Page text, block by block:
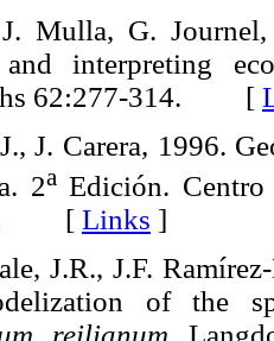
Mulla, G.
interpreting
62:277-314. [
J. Carera, 1996.
2aEdición. Centro
[ Links ]
J.R., J.F.
of the
reilianum